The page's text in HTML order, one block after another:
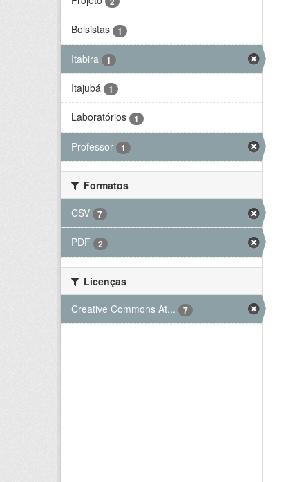
Bolsistas 1
Itabira 1
Itajubá 1
Laboratórios 1
Professor 1
Formatos
CSV
7
PDF 2
Licenças
Creative Commons At...
7